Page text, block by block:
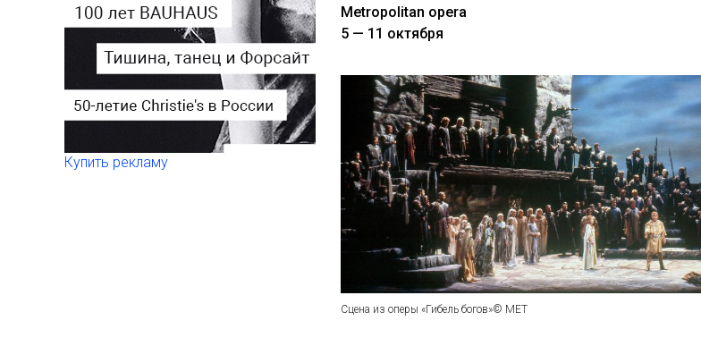
Купить рекламу
Metropolitan opera
5 — 11 октября
Сцена из оперы «Гибель богов»© МЕТ